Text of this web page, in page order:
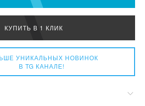
КУПИТЬ В 1 КЛИК
УНИКАЛЬНЫХ НОВИНОК
В TG КАНАЛЕ!